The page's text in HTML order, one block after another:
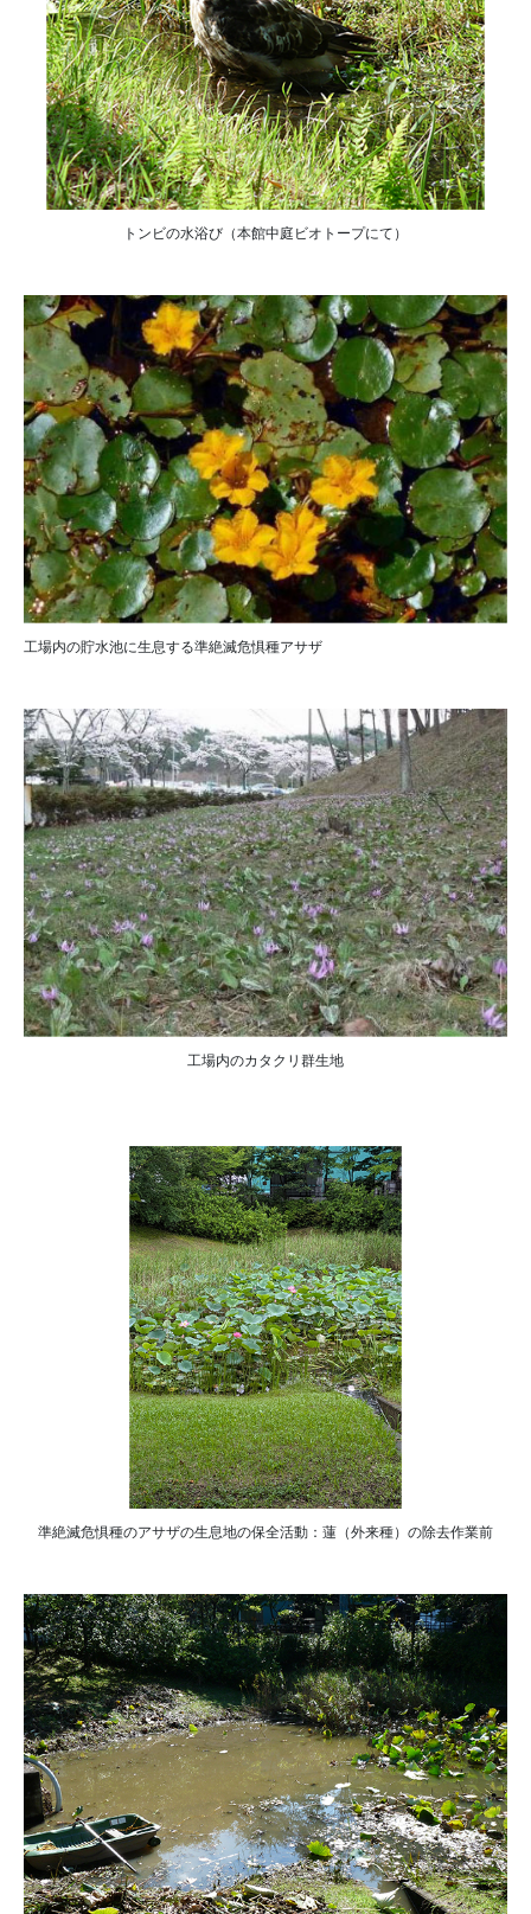
トンビの水浴び（本館中庭ビオトープにて）
工場内の貯水池に生息する準絶滅危惧種アサザ
工場内のカタクリ群生地
準絶滅危惧種のアサザの生息地の保全活動：蓮（外来種）の除去作業前